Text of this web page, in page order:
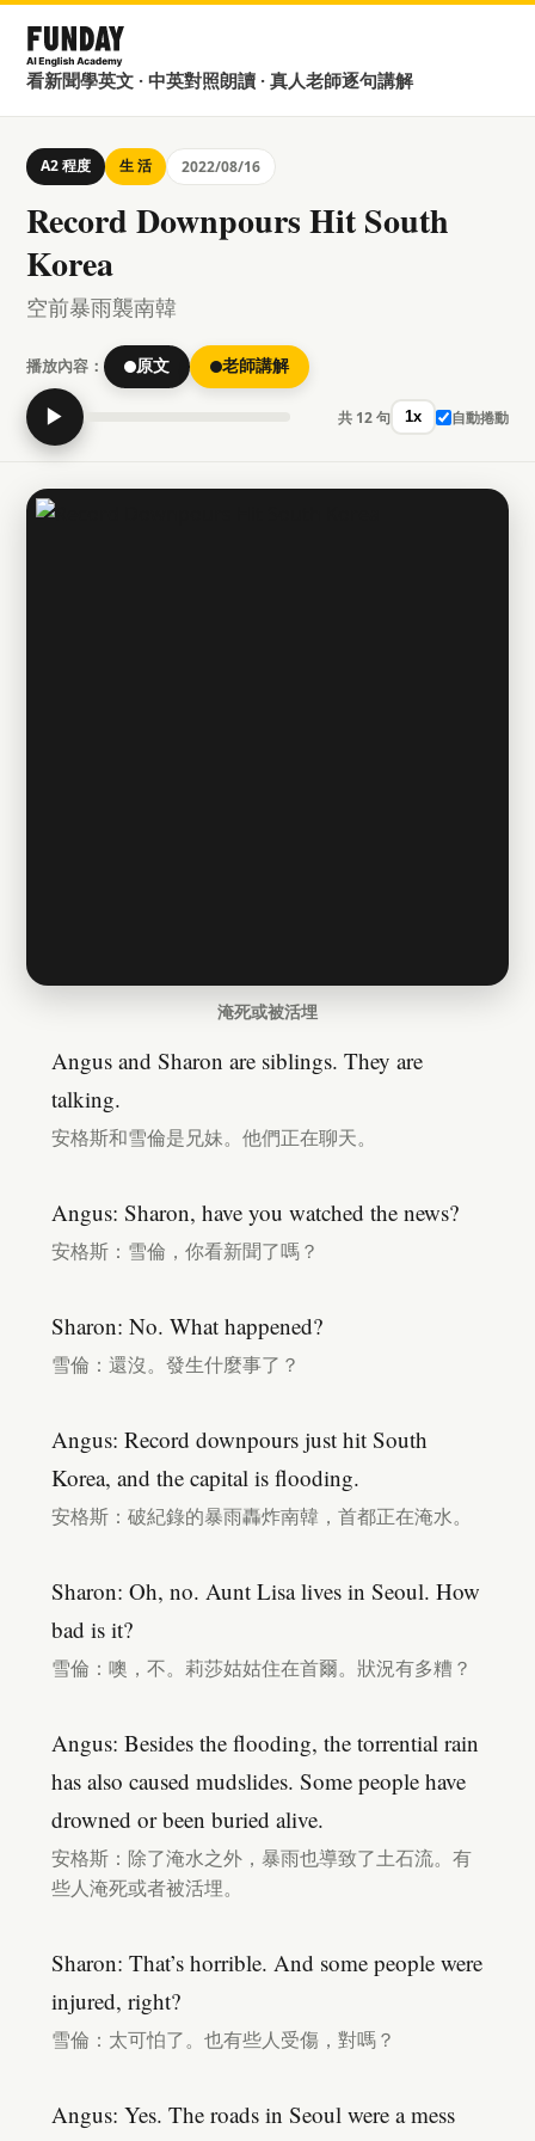
看新聞學英文 · 中英對照朗讀 · 真人老師逐句講解
A2 程度 生 活 2022/08/16
Record Downpours Hit South
Korea
空前暴雨襲南韓
播放內容： 原文 老師講解
▶ 共 12 句 1x 自動捲動
淹死或被活埋
Angus and Sharon are siblings. They are
talking.
安格斯和雪倫是兄妹。他們正在聊天。
Angus: Sharon, have you watched the news?
安格斯：雪倫，你看新聞了嗎？
Sharon: No. What happened?
雪倫：還沒。發生什麼事了？
Angus: Record downpours just hit South
Korea, and the capital is flooding.
安格斯：破紀錄的暴雨轟炸南韓，首都正在淹水。
Sharon: Oh, no. Aunt Lisa lives in Seoul. How
bad is it?
雪倫：噢，不。莉莎姑姑住在首爾。狀況有多糟？
Angus: Besides the flooding, the torrential rain
has also caused mudslides. Some people have
drowned or been buried alive.
安格斯：除了淹水之外，暴雨也導致了土石流。有
些人淹死或者被活埋。
Sharon: That’s horrible. And some people were
injured, right?
雪倫：太可怕了。也有些人受傷，對嗎？
Angus: Yes. The roads in Seoul were a mess